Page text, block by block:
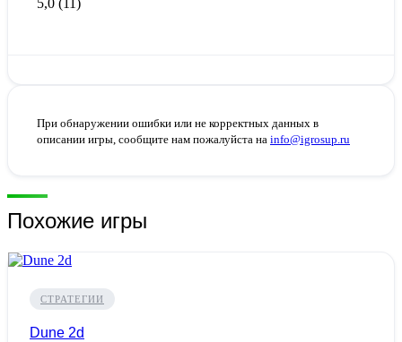
5,0 (11)
При обнаружении ошибки или не корректных данных в
описании игры, сообщите нам пожалуйста на info@igrosup.ru
Похожие игры
СТРАТЕГИИ
Dune 2d